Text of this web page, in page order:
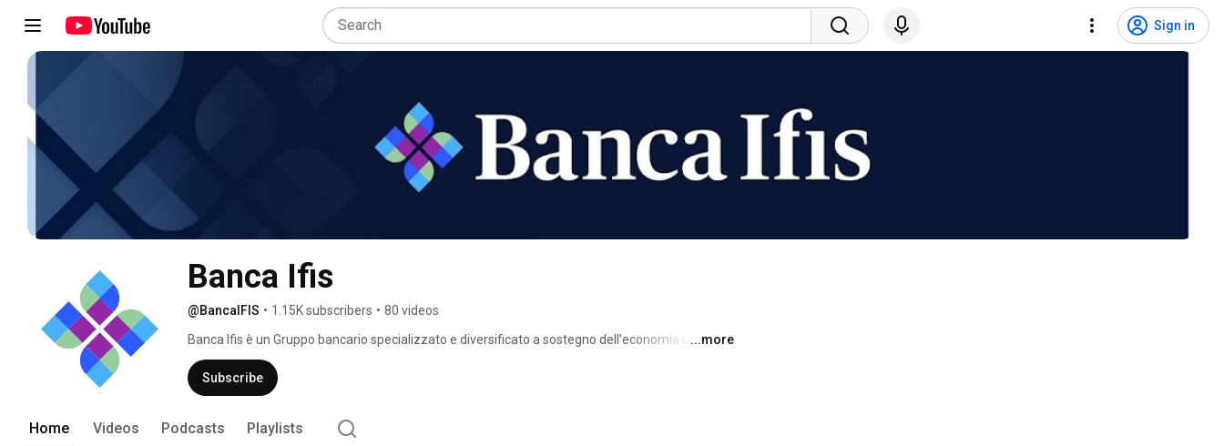
Sign in
Banca Ifis
@BancaIFIS • 1.15K subscribers • 80 videos
Banca Ifis è un Gruppo bancario specializzato e diversificato a sostegno dell’economia reale,
con un posizionamento competitivo nei segmenti di mercato in cui opera e un business model
distintivo.
...more
Subscribe
Home Videos Podcasts Playlists